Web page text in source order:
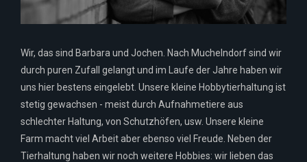
Wir, das sind Barbara und Jochen. Nach Muchelndorf sind wir
durch puren Zufall gelangt und im Laufe der Jahre haben wir
uns hier bestens eingelebt. Unsere kleine Hobbytierhaltung ist
stetig gewachsen - meist durch Aufnahmetiere aus
schlechter Haltung, von Schutzhöfen, usw. Unsere kleine
Farm macht viel Arbeit aber ebenso viel Freude. Neben der
Tierhaltung haben wir noch weitere Hobbies: wir lieben das